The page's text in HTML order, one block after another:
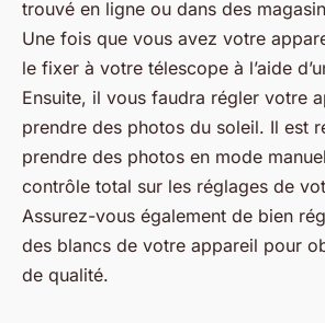
trouvé en ligne ou dans des
Une fois que vous avez votre
le fixer à votre télescope à l’aide
Ensuite, il vous faudra régler votre
prendre des photos du soleil. Il est
prendre des photos en mode
contrôle total sur les réglages de
Assurez-vous également de bien
des blancs de votre appareil pour
de qualité.